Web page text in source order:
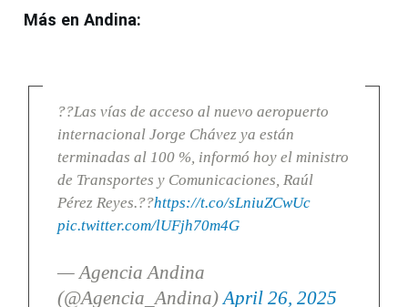
Más en Andina:
??Las vías de acceso al nuevo aeropuerto
internacional Jorge Chávez ya están
terminadas al 100 %, informó hoy el ministro
de Transportes y Comunicaciones, Raúl
Pérez Reyes.??https://t.co/sLniuZCwUc
pic.twitter.com/lUFjh70m4G
— Agencia Andina
(@Agencia_Andina) April 26, 2025